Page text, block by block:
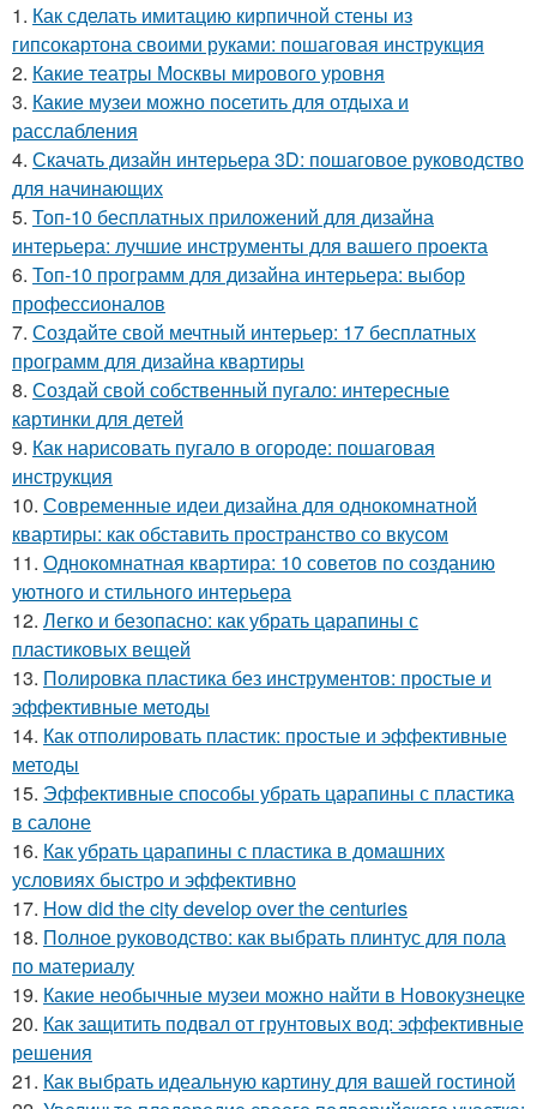
1. Как сделать имитацию кирпичной стены из
гипсокартона своими руками: пошаговая инструкция
2. Какие театры Москвы мирового уровня
3. Какие музеи можно посетить для отдыха и
расслабления
4. Скачать дизайн интерьера 3D: пошаговое руководство
для начинающих
5. Топ-10 бесплатных приложений для дизайна
интерьера: лучшие инструменты для вашего проекта
6. Топ-10 программ для дизайна интерьера: выбор
профессионалов
7. Создайте свой мечтный интерьер: 17 бесплатных
программ для дизайна квартиры
8. Создай свой собственный пугало: интересные
картинки для детей
9. Как нарисовать пугало в огороде: пошаговая
инструкция
10. Современные идеи дизайна для однокомнатной
квартиры: как обставить пространство со вкусом
11. Однокомнатная квартира: 10 советов по созданию
уютного и стильного интерьера
12. Легко и безопасно: как убрать царапины с
пластиковых вещей
13. Полировка пластика без инструментов: простые и
эффективные методы
14. Как отполировать пластик: простые и эффективные
методы
15. Эффективные способы убрать царапины с пластика
в салоне
16. Как убрать царапины с пластика в домашних
условиях быстро и эффективно
17. How did the city develop over the centuries
18. Полное руководство: как выбрать плинтус для пола
по материалу
19. Какие необычные музеи можно найти в Новокузнецке
20. Как защитить подвал от грунтовых вод: эффективные
решения
21. Как выбрать идеальную картину для вашей гостиной